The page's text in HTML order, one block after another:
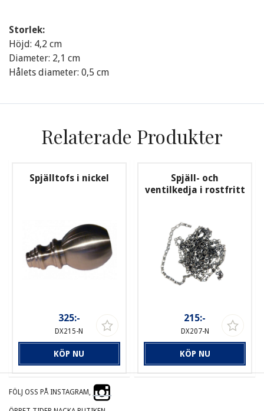
Storlek:
Höjd: 4,2 cm
Diameter: 2,1 cm
Hålets diameter: 0,5 cm
Relaterade Produkter
Spjälltofs i nickel
325:-
DX215-N
KÖP NU
Spjäll- och
ventilkedja i rostfritt
215:-
DX207-N
KÖP NU
FÖLJ OSS PÅ INSTAGRAM,